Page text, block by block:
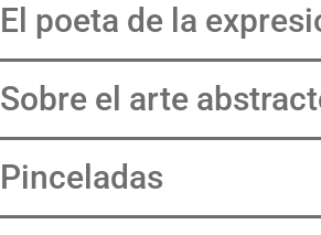
El poeta de la
Sobre el arte
Pinceladas